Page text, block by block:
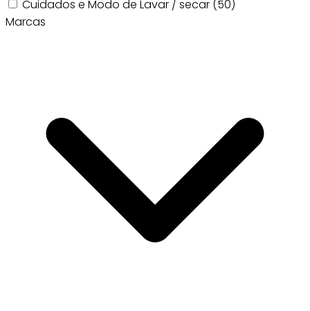
Cuidados e Modo de Lavar / secar (50)
Marcas